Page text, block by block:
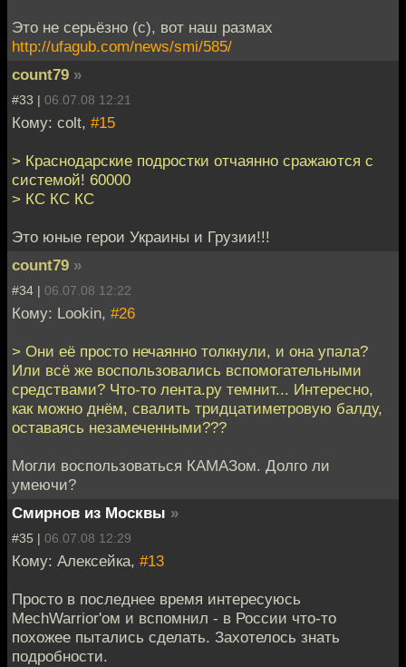
Это не серьёзно (с), вот наш размах
http://ufagub.com/news/smi/585/
count79 »
#33 | 06.07.08 12:21
Кому: colt, #15
> Краснодарские подростки отчаянно сражаются с
системой! 60000
> КС КС КС
Это юные герои Украины и Грузии!!!
count79 »
#34 | 06.07.08 12:22
Кому: Lookin, #26
> Они её просто нечаянно толкнули, и она упала?
Или всё же воспользовались вспомогательными
средствами? Что-то лента.ру темнит... Интересно,
как можно днём, свалить тридцатиметровую балду,
оставаясь незамеченными???
Могли воспользоваться КАМАЗом. Долго ли
умеючи?
Смирнов из Москвы »
#35 | 06.07.08 12:29
Кому: Алексейка, #13
Просто в последнее время интересуюсь
MechWarrior'ом и вспомнил - в России что-то
похожее пытались сделать. Захотелось знать
подробности.